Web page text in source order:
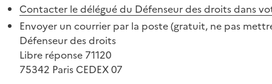
Contacter le délégué du Défenseur des droits dans
Envoyer un courrier par la poste (gratuit, ne pas
Défenseur des droits
Libre réponse 71120
75342 Paris CEDEX 07